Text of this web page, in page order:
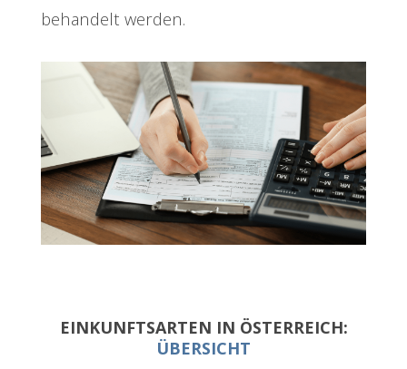
behandelt werden.
EINKUNFTSARTEN IN ÖSTERREICH:
ÜBERSICHT